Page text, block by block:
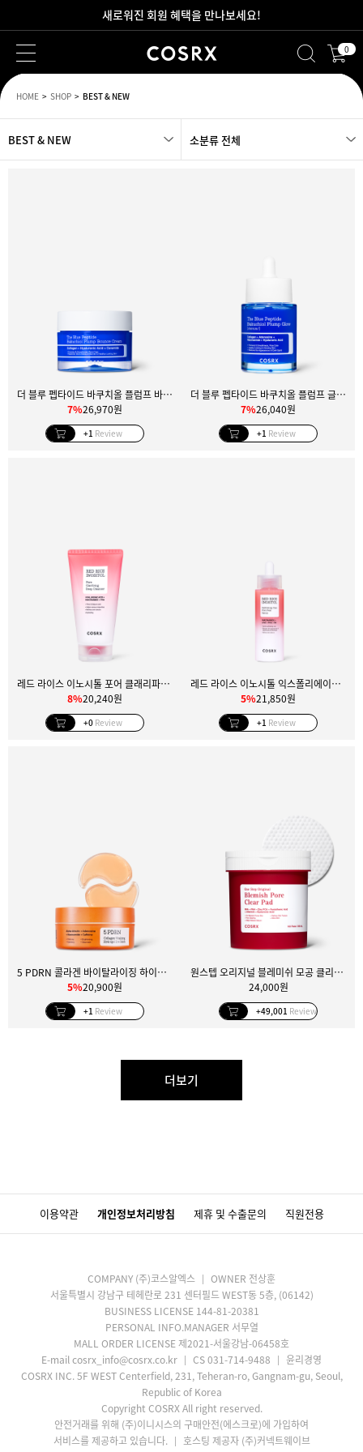
새로워진 회원 혜택을 만나보세요!
2만원 이상 무료 배송 0
HOME SHOP BEST & NEW
더 블루 펩타이드 바쿠치올 플럼프 바운스 크림
7%26,970원
+1 Review
더 블루 펩타이드 바쿠치올 플럼프 글로우 세럼
7%26,040원
+1 Review
레드 라이스 이노시톨 포어 클래리파잉 딥 클렌저
8%20,240원
+0 Review
레드 라이스 이노시톨 익스폴리에이팅 케어 포어 필 세럼
5%21,850원
+1 Review
5 PDRN 콜라겐 바이탈라이징 하이드로겔 아이 패치
5%20,900원
+1 Review
원스텝 오리지널 블레미쉬 모공 클리어 패드 100매
24,000원
+49,001 Review
더보기
이용약관 개인정보처리방침 제휴 및 수출문의 직원전용
COMPANY (주)코스알엑스
OWNER 전상훈
서울특별시 강남구 테헤란로 231 센터필드 WEST동 5층, (06142)
BUSINESS LICENSE 144-81-20381
PERSONAL INFO.MANAGER 서무열
MALL ORDER LICENSE 제2021-서울강남-06458호
E-mail cosrx_info@cosrx.co.kr
CS 031-714-9488
윤리경영
COSRX INC. 5F WEST Centerfield, 231, Teheran-ro, Gangnam-gu, Seoul,
Republic of Korea
Copyright COSRX All right reserved.
안전거래를 위해 (주)이니시스의 구매안전(에스크로)에 가입하여
서비스를 제공하고 있습니다.
호스팅 제공자 (주)커넥트웨이브